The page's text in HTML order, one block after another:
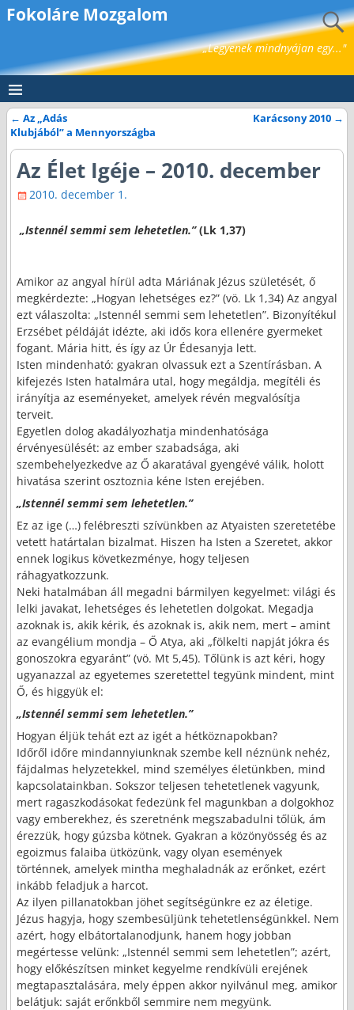
Fokoláre Mozgalom
„Legyenek mindnyájan egy..."
Bejegyzés navigáció
← Az „Adás
Klubjából” a Mennyországba
Karácsony 2010 →
Az Élet Igéje – 2010. december
2010. december 1.
„Istennél semmi sem lehetetlen.”(Lk 1,37)
Amikor az angyal hírül adta Máriának Jézus születését, ő
megkérdezte: „Hogyan lehetséges ez?” (vö. Lk 1,34) Az angyal
ezt válaszolta: „Istennél semmi sem lehetetlen”. Bizonyítékul
Erzsébet példáját idézte, aki idős kora ellenére gyermeket
fogant. Mária hitt, és így az Úr Édesanyja lett.
Isten mindenható: gyakran olvassuk ezt a Szentírásban. A
kifejezés Isten hatalmára utal, hogy megáldja, megítéli és
irányítja az eseményeket, amelyek révén megvalósítja
terveit.
Egyetlen dolog akadályozhatja mindenhatósága
érvényesülését: az ember szabadsága, aki
szembehelyezkedve az Ő akaratával gyengévé válik, holott
hivatása szerint osztoznia kéne Isten erejében.
„Istennél semmi sem lehetetlen.”
Ez az ige (…) felébreszti szívünkben az Atyaisten szeretetébe
vetett határtalan bizalmat. Hiszen ha Isten a Szeretet, akkor
ennek logikus következménye, hogy teljesen
ráhagyatkozzunk.
Neki hatalmában áll megadni bármilyen kegyelmet: világi és
lelki javakat, lehetséges és lehetetlen dolgokat. Megadja
azoknak is, akik kérik, és azoknak is, akik nem, mert – amint
az evangélium mondja – Ő Atya, aki „fölkelti napját jókra és
gonoszokra egyaránt” (vö. Mt 5,45). Tőlünk is azt kéri, hogy
ugyanazzal az egyetemes szeretettel tegyünk mindent, mint
Ő, és higgyük el:
„Istennél semmi sem lehetetlen.”
Hogyan éljük tehát ezt az igét a hétköznapokban?
Időről időre mindannyiunknak szembe kell néznünk nehéz,
fájdalmas helyzetekkel, mind személyes életünkben, mind
kapcsolatainkban. Sokszor teljesen tehetetlenek vagyunk,
mert ragaszkodásokat fedezünk fel magunkban a dolgokhoz
vagy emberekhez, és szeretnénk megszabadulni tőlük, ám
érezzük, hogy gúzsba kötnek. Gyakran a közönyösség és az
egoizmus falaiba ütközünk, vagy olyan események
történnek, amelyek mintha meghaladnák az erőnket, ezért
inkább feladjuk a harcot.
Az ilyen pillanatokban jöhet segítségünkre ez az életige.
Jézus hagyja, hogy szembesüljünk tehetetlenségünkkel. Nem
azért, hogy elbátortalanodjunk, hanem hogy jobban
megértesse velünk: „Istennél semmi sem lehetetlen”; azért,
hogy előkészítsen minket kegyelme rendkívüli erejének
megtapasztalására, mely éppen akkor nyilvánul meg, amikor
belátjuk: saját erőnkből semmire nem megyünk.